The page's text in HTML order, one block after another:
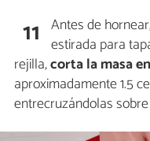
11 Antes de
estirada para
rejilla,corta la masa
aproximadamente 1.5
entrecruzándolas